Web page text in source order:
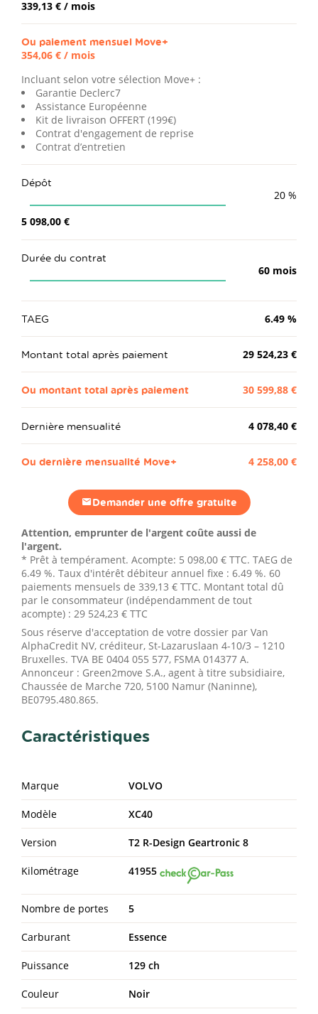
339,13 € / mois
Ou paiement mensuel Move+
354,06 € / mois
Incluant selon votre sélection Move+ :
Garantie Declerc7
Assistance Européenne
Kit de livraison OFFERT (199€)
Contrat d'engagement de reprise
Contrat d’entretien
Dépôt
20 %
5 098,00 €
Durée du contrat
60 mois
TAEG 6.49 %
Montant total après paiement 29 524,23 €
Ou montant total après paiement 30 599,88 €
Dernière mensualité 4 078,40 €
Ou dernière mensualité Move+ 4 258,00 €
Demander une offre gratuite
Attention, emprunter de l'argent coûte aussi de
l'argent.
* Prêt à tempérament. Acompte: 5 098,00 € TTC. TAEG de
6.49 %. Taux d'intérêt débiteur annuel fixe : 6.49 %. 60
paiements mensuels de 339,13 € TTC. Montant total dû
par le consommateur (indépendamment de tout
acompte) : 29 524,23 € TTC
Sous réserve d'acceptation de votre dossier par Van
AlphaCredit NV, créditeur, St-Lazaruslaan 4-10/3 – 1210
Bruxelles. TVA BE 0404 055 577, FSMA 014377 A.
Annonceur : Green2move S.A., agent à titre subsidiaire,
Chaussée de Marche 720, 5100 Namur (Naninne),
BE0795.480.865.
Caractéristiques
Marque VOLVO
Modèle XC40
Version T2 R-Design Geartronic 8
Kilométrage 41955
Nombre de portes 5
Carburant Essence
Puissance 129 ch
Couleur Noir